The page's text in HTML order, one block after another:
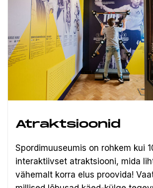
Atraktsioonid
Spordimuuseumis on rohkem kui
interaktiivset atraktsiooni, mida
vähemalt korra elus proovida!